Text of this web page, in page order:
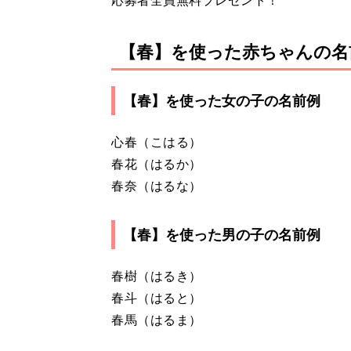
【春】を使った赤ちゃんの
【春】を使った女の子の名前例
心春（こはる）
春花（はるか）
春奈（はるな）
【春】を使った男の子の名前例
春樹（はるき）
春斗（はると）
春馬（はるま）